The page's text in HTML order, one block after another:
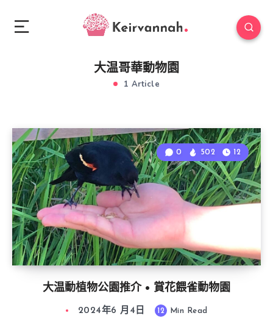
大温哥華動物園
1 Article
大温動植物公園推介 • 賞花餵雀動物園
0 502 12
2024年6 月4日 12 Min Read